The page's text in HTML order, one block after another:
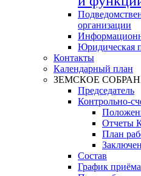
организации
Юридическая
Контакты
Календарный план
ЗЕМСКОЕ
Председатель
Контрольно-
Отчеты
План
Состав
График